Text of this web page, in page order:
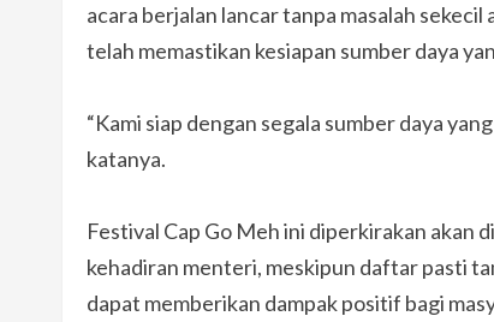
acara berjalan lancar tanpa masalah
telah memastikan kesiapan sumber daya
“Kami siap dengan segala sumber daya
katanya.
Festival Cap Go Meh ini diperkirakan akan
kehadiran menteri, meskipun daftar pasti
dapat memberikan dampak positif bagi